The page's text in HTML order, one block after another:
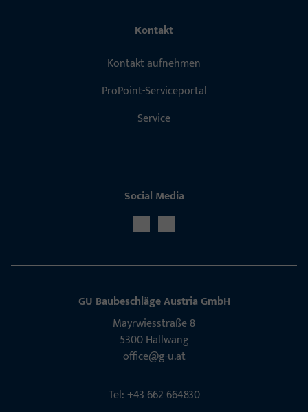
Kontakt
Kontakt aufnehmen
ProPoint-Serviceportal
Service
Social Media
GU Baubeschläge Aus­tria GmbH
Mayrwies­straße 8
5300 Hall­wang
office@g-u.at
Tel: +43 662 664830